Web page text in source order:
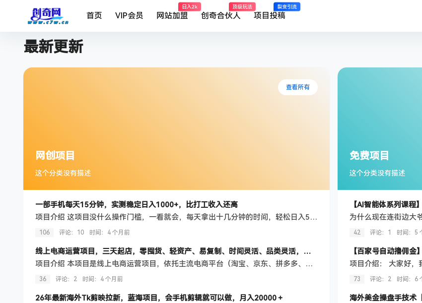
首页 VIP会员 网站加盟
日入2k
创奇合伙人
顶级玩法
项目投稿
裂变引流
最新更新
网创项目
这个分类没有描述
查看所有
一部手机每天15分钟，实测稳定日入1000+，比打工收入还高
项目介绍 这项目没什么操作门槛，一看就会，每天拿出十几分钟的时间，轻松日入500+，这个收入甚至比普通人打工的收入还要高！另外，只需要一部手机就可以进行操作，你可以选择自己实操，也可以选择加入我们的托管计划，躺着分钱，最终，你还会看到一个价值数万的搞钱资源库！话不多说，大家赶紧去看教学，期待大家的好消息 课程目录 项目介绍 项目准备 项目实操 变现方式
106 评论：10 时间： 4 个月前
线上电商运营项目，三天起店，零囤货、轻资产、易复制、时间灵活、品类灵活，建立长期作战规划
项目介绍 本项目是线上电商运营项目，依托主流电商平台（淘宝、京东、拼多多、抖音、快手、小红书等），通过选品、供应链、内容营销、流量运营、客户服务、品牌背书一体化运作，打造高转化、可复制的电商盈利模式。 无货源电商是一种轻资产、低风险、易启动的电商经营模式。 我们不需要囤货、不需要仓库、不需要自己发货，通过精选优质货源、上架销售、代发订单，赚取商品差价，实现低成本开店、稳定盈利。 短期：成功起店、稳…
36 评论：2 时间： 4 个月前
26年最新海外Tk剪映拉新，蓝海项目，会手机剪辑就可以做，月入20000＋
免费项目
这个分类没有描述
42 评论：1 时间： 5
73 评论：2 时间： 6